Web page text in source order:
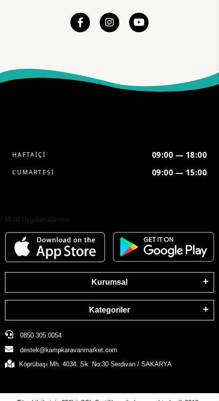
HAFTAİÇİ 09:00 — 18:00
CUMARTESİ 09:00 — 15:00
Mobil Uygulamalarımız
Kurumsal
Kategoriler
0850 305 0054
destek@kampkaravanmarket.com
Köprübaşı Mh. 4034. Sk. No:30 Serdivan / SAKARYA